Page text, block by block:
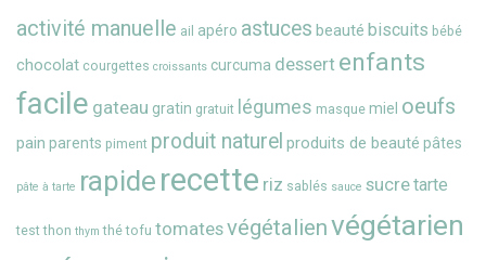
activité manuelle ail apéro astuces beauté biscuits bébé
chocolat courgettes croissants curcuma dessert enfants
facile gateau gratin gratuit légumes masque miel oeufs
pain parents piment produit naturel produits de beauté pâtes
pâte à tarte rapide recette riz sablés sauce sucretarte
test thon thym thé tofu tomatesvégétalienvégétarien